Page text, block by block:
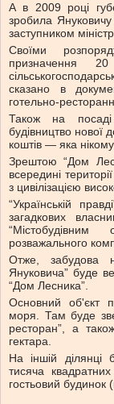
А в 2009 році
зробила Януковичу
заступником
Своїми
призначення
сказано в
готельно-
Також на посаді
будівництво нової
коштів — яка
Зрештою “Дом
всередині
з цивілізацією
“Українській
загадкових
“Містобудівним
розважального
Отже, забудова
Януковича” буде
“Дом Лесника”.
Основний об'єкт
моря. Там буде
ресторан”, а
гектара.
На іншій ділянці
тисяча
гостьовий будинок